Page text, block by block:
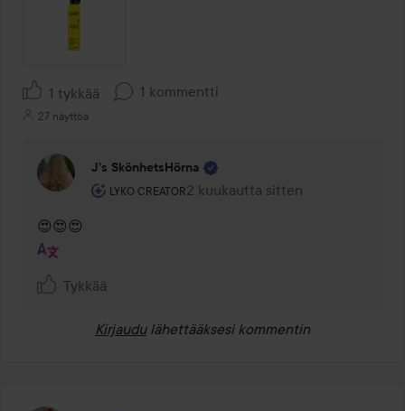
1 tykkää 1 kommentti
27 näyttöä
J’s SkönhetsHörna
LYKO CREATOR
Käyttäjän rooli: Lyko Creator.
2 kuukautta sitten
Kommentti lisättiin 2 kuukautta
😍😍😍
Tykkää
Kirjaudu lähettääksesi kommentin